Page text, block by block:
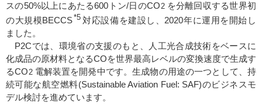
スの50%以上にあたる600トン/日のCO2 を分離回収する世界初
の大規模BECCS*5 対応設備を建設し、2020年に運用を開始し
ました。
P2Cでは、環境省の支援のもと、人工光合成技術をベースに
化成品の原材料となるCOを世界最高レベルの変換速度で生成す
るCO2 電解装置を開発中です。生成物の用途の一つとして、持
続可能な航空燃料(Sustainable Aviation Fuel: SAF)のビジネスモ
デル検討を進めています。